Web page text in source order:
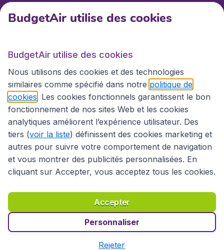
BudgetAir.fr
Sites internationaux
Déclaration d’accessibilité
Conditions générales
Déclaration de confidentialité
Droits d’auteur © 2026
BudgetAir utilise des cookies
BudgetAir utilise des cookies
Nous utilisons des cookies et des technologies
similaires comme spécifié dans notre politique de
cookies . Les cookies fonctionnels garantissent le bon
fonctionnement de nos sites Web et les cookies
analytiques améliorent l’expérience utilisateur. Des
tiers (voir la liste) définissent des cookies marketing et
autres pour suivre votre comportement de navigation
et vous montrer des publicités personnalisées. En
cliquant sur Accepter, vous acceptez tous les cookies.
Accepter
Personnaliser
Rejeter